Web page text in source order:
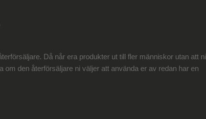
Då når era produkter ut till fler människor utan att ni
den återförsäljare ni väljer att använda er av redan har en